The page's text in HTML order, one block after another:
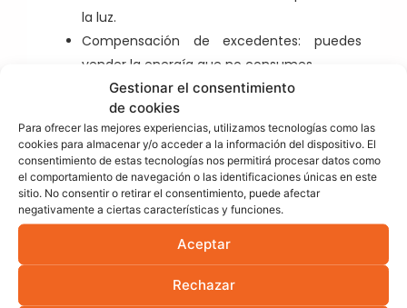
Gestionar el consentimiento
de cookies
Para ofrecer las mejores experiencias, utilizamos tecnologías como las
cookies para almacenar y/o acceder a la información del dispositivo. El
consentimiento de estas tecnologías nos permitirá procesar datos como
el comportamiento de navegación o las identificaciones únicas en este
sitio. No consentir o retirar el consentimiento, puede afectar
negativamente a ciertas características y funciones.
Aceptar
Rechazar
la luz.
Compensación de excedentes: puedes
vender la energía que no consumes.
Deducciones fiscales: hasta un 40 % en IRPF
y ayudas autonómicas disponibles.
Revalorización de la vivienda: una casa con
autoconsumo es más atractiva.
¿Cuánto puedes
ahorrar con
autoconsumo?